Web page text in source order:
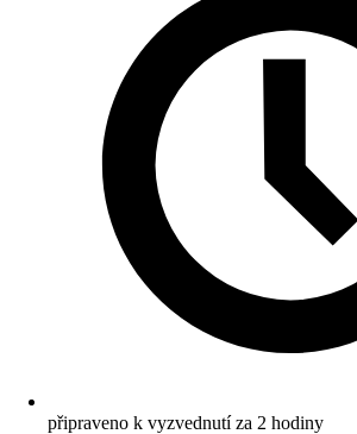
připraveno k vyzvednutí za 2 hodiny